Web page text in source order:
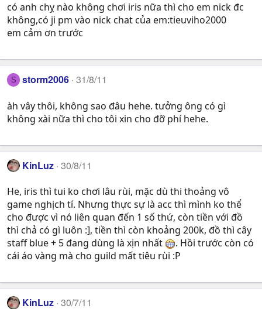
có anh chỵ nào không chơi iris nữa thì cho em nick đc
không,có ji pm vào nick chat của em:tieuviho2000
em cảm ơn trước
S storm2006 31/8/11
àh vây thôi, không sao đâu hehe. tưởng ông có gì
không xài nữa thì cho tôi xin cho đỡ phí hehe.
KinLuz 30/8/11
He, iris thì tui ko chơi lâu rùi, mặc dù thi thoảng vô
game nghịch tí. Nhưng thực sự là acc thì mình ko thể
cho được vì nó liên quan đến 1 số thứ, còn tiền với đồ
thì chả có gì luôn :], tiền thì còn khoảng 200k, đồ thì cây
staff blue + 5 đang dùng là xịn nhất
. Hồi trước còn có
cái áo vàng mà cho guild mất tiêu rùi :P
KinLuz 30/7/11